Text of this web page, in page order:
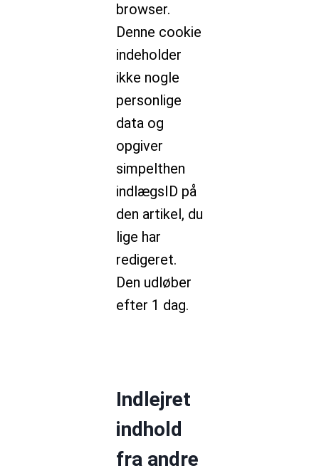
browser.
Denne cookie
indeholder
ikke nogle
personlige
data og
opgiver
simpelthen
indlægsID på
den artikel, du
lige har
redigeret.
Den udløber
efter 1 dag.
Indlejret
indhold
fra andre